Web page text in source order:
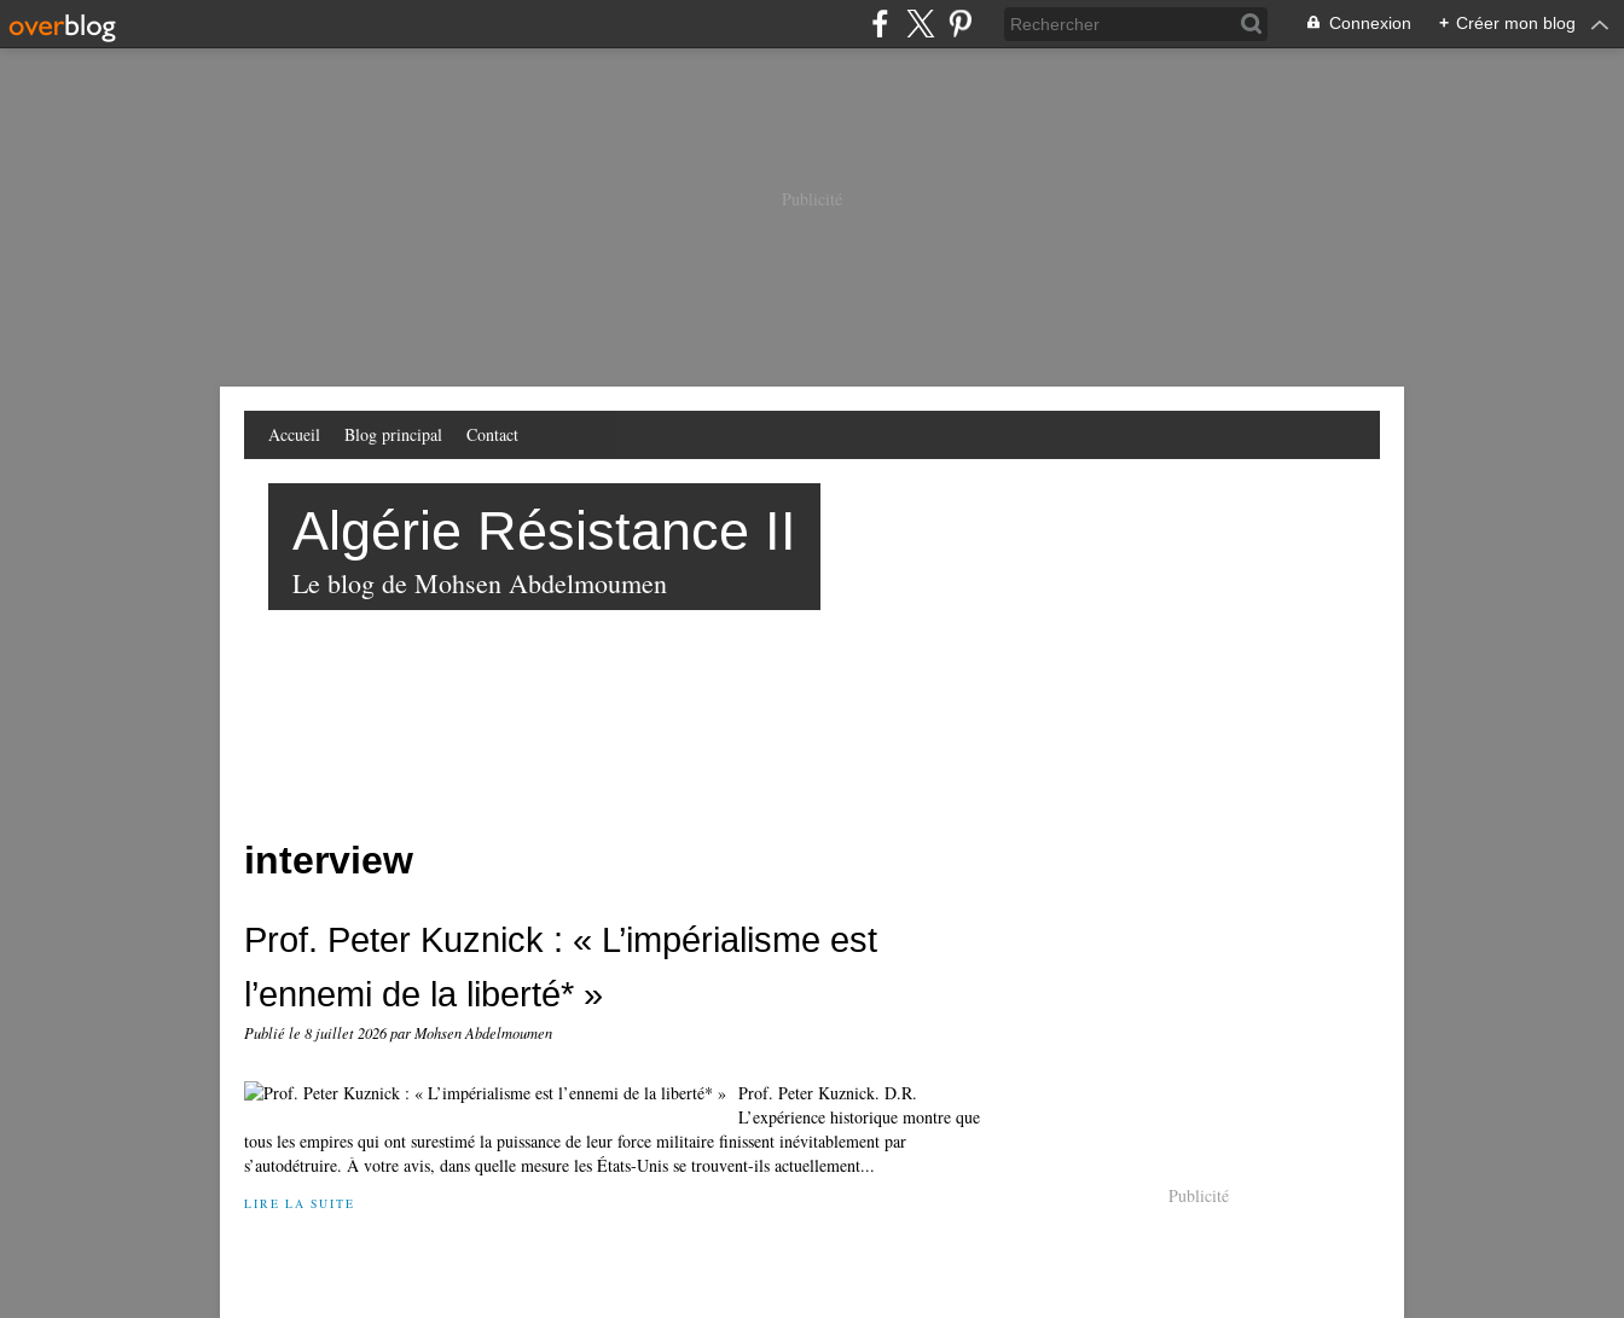
Connexion + Créer mon blog
Publicité
Algérie Résistance II
Le blog de Mohsen Abdelmoumen
Accueil Blog principal Contact
interview
Prof. Peter Kuznick : « L’impérialisme est
l’ennemi de la liberté* »
Publié le 8 juillet 2026par Mohsen Abdelmoumen
Prof. Peter Kuznick. D.R.
L’expérience historique montre que
tous les empires qui ont surestimé la puissance de leur force militaire finissent inévitablement par
s’autodétruire. À votre avis, dans quelle mesure les États-Unis se trouvent-ils actuellement...
LIRE LA SUITE Publicité